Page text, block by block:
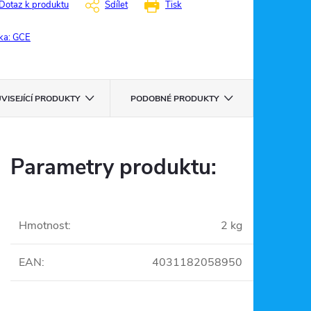
Tisk
k produktu Sdílet
GCE
PRODUKTY PODOBNÉ PRODUKTY
Parametry produktu:
Hmotnost: 2 kg
EAN: 4031182058950